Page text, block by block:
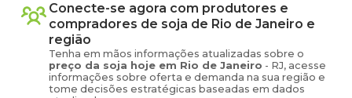
Conecte-se agora com produtores e
compradores de soja de Rio de Janeiro e
região
Tenha em mãos informações atualizadas sobre o
preço da soja hoje em Rio de Janeiro - RJ, acesse
informações sobre oferta e demanda na sua região e
tome decisões estratégicas baseadas em dados